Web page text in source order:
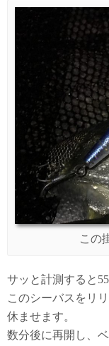
この
サッと計測すると
このシーバスをリ
休ませます。
数分後に再開し、